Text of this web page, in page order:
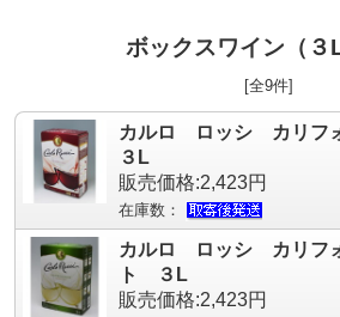
ボックスワイン（３
[全9件]
カルロ ロッシ カリフ
３L
販売価格:2,423円
在庫数：
カルロ ロッシ カリフ
ト ３L
販売価格:2,423円